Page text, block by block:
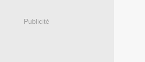
Publicité